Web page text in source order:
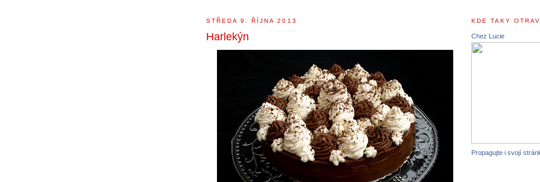
STŘEDA 9. ŘÍJNA 2013
Harlekýn
KDE TAKY
Chez Lucie
Propagujte i svojí